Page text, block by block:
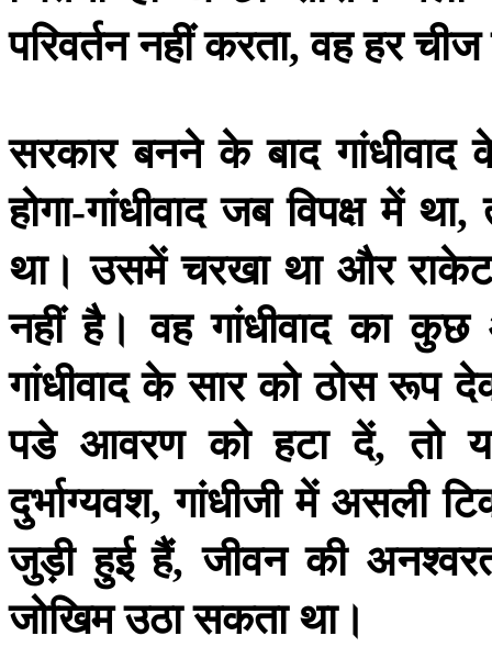
परिवर्तननहींकरता,वहहरचीज
सरकार बनने के बाद गांधीवाद
होगा-गांधीवाद जब विपक्ष में था,
था। उसमें चरखा था और राकेट
नहीं है। वह गांधीवाद का कुछ
गांधीवाद के सार को ठोस रूप
पडे आवरण को हटा दें,तो
दुर्भाग्यवश,गांधीजी में असली
जुड़ी हुई हैं,जीवन की
जोखिमउठासकता था।